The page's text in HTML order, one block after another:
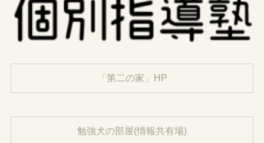
「第二の家」HP
勉強犬の部屋(情報共有場)